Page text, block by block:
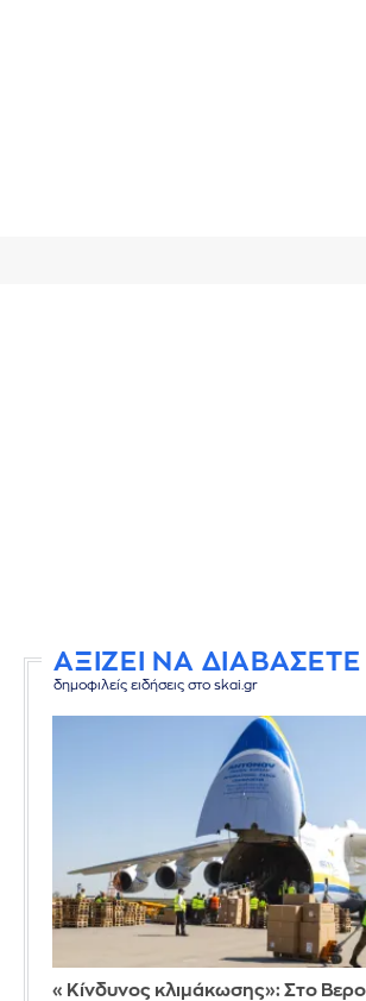
ΑΞΙΖΕΙ ΝΑ ΔΙΑΒΑΣΕΤΕ
δημοφιλείς ειδήσεις στο skai.gr
«Κίνδυνος κλιμάκωσης»: Στο